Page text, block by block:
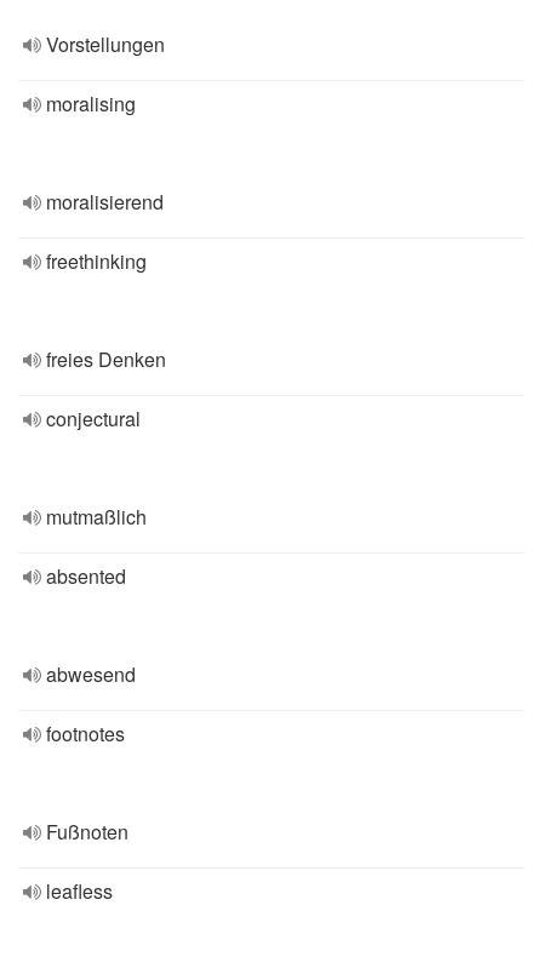
Vorstellungen
moralising
moralisierend
freethinking
freies Denken
conjectural
mutmaßlich
absented
abwesend
footnotes
Fußnoten
leafless